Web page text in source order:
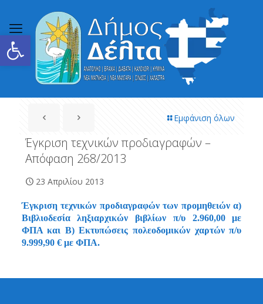
Ανοίξτε τη γραμμή εργαλείων
Εμφάνιση όλων
Έγκριση τεχνικών προδιαγραφών –
Απόφαση 268/2013
23 Απριλίου 2013
Έγκριση τεχνικών προδιαγραφών των προμηθειών α)
Βιβλιοδεσία ληξιαρχικών βιβλίων π/υ 2.960,00 με
ΦΠΑ και Β) Εκτυπώσεις πολεοδομικών χαρτών π/υ
9.999,90 € με ΦΠΑ.